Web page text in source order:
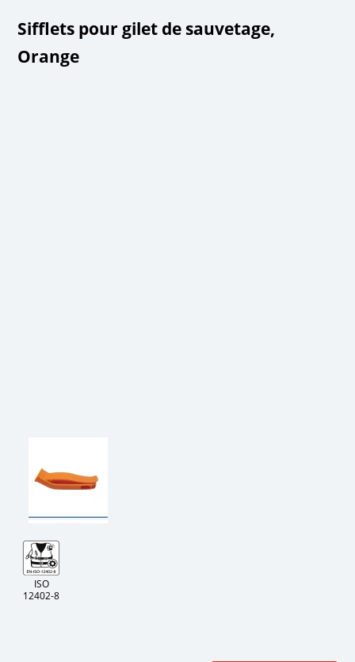
Sifflets pour gilet de sauvetage,
Orange
ISO
12402-8